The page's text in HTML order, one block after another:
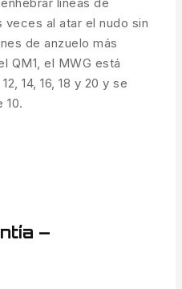
al atar el nudo sin
de anzuelo más
QM1, el MWG está
14, 16, 18 y 20 y se
10.
–